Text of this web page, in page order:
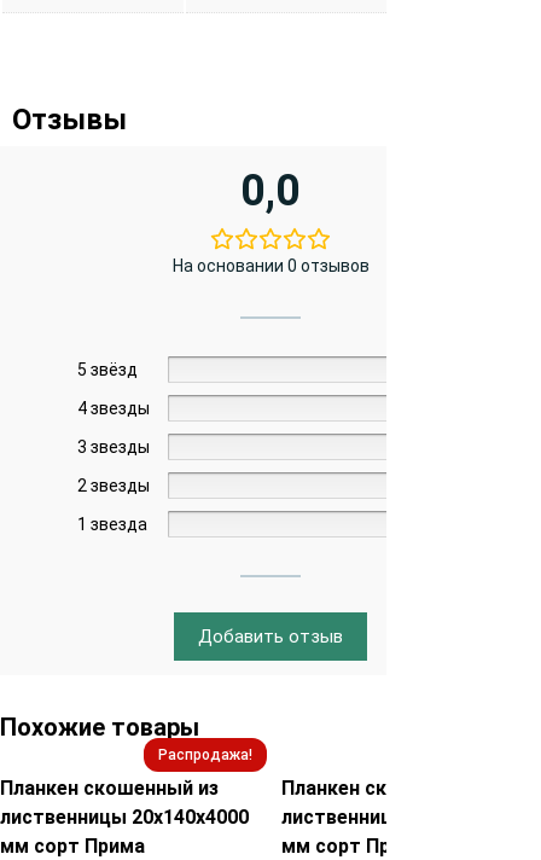
Отзывы
0,0
На основании 0 отзывов
5 звёзд
4 звезды
3 звезды
2 звезды
1 звезда
Добавить отзыв
Похожие товары
Распродажа!
Планкен скошенный из
лиственницы 20х140х4000
мм сорт Прима
Планкен скошенный из
лиственницы 20х120х4000
мм сорт Прима